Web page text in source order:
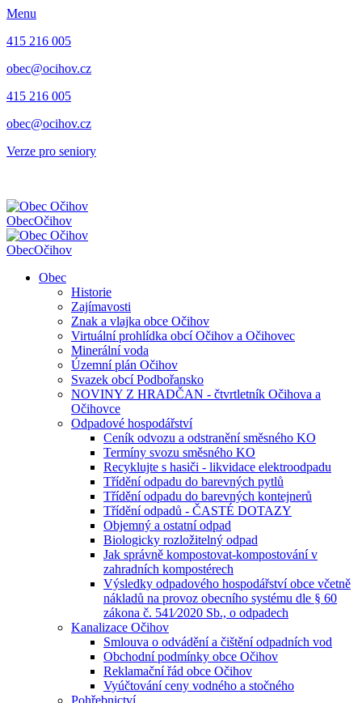
Menu
415 216 005
obec@ocihov.cz
415 216 005
obec@ocihov.cz
Verze pro seniory
ObecOčihov
ObecOčihov
Obec
Historie
Zajímavosti
Znak a vlajka obce Očihov
Virtuální prohlídka obcí Očihov a Očihovec
Minerální voda
Územní plán Očihov
Svazek obcí Podbořansko
NOVINY Z HRADČAN - čtvrtletník Očihova a
Očihovce
Odpadové hospodářství
Ceník odvozu a odstranění směsného KO
Termíny svozu směsného KO
Recyklujte s hasiči - likvidace elektroodpadu
Třídění odpadu do barevných pytlů
Třídění odpadu do barevných kontejnerů
Třídění odpadů - ČASTÉ DOTAZY
Objemný a ostatní odpad
Biologicky rozložitelný odpad
Jak správně kompostovat-kompostování v
zahradních kompostérech
Výsledky odpadového hospodářství obce včetně
nákladů na provoz obecního systému dle § 60
zákona č. 541⁄2020 Sb., o odpadech
Kanalizace Očihov
Smlouva o odvádění a čištění odpadních vod
Obchodní podmínky obce Očihov
Reklamační řád obce Očihov
Vyúčtování ceny vodného a stočného
Pohřebnictví